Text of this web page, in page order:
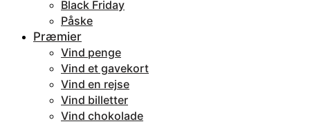
Black Friday
Påske
Præmier
Vind penge
Vind et gavekort
Vind en rejse
Vind billetter
Vind chokolade